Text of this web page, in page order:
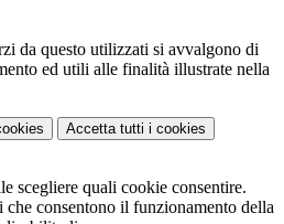
da questo utilizzati si avvalgono di
ed utili alle finalità illustrate nella
Accetta tutti i cookies
scegliere quali cookie consentire.
consentono il funzionamento della